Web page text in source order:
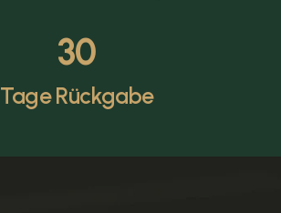
30
Tage Rückgabe